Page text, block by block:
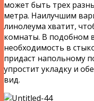
может быть трех
метра. Наилучшим
линолеума хватит,
комнаты. В подобном
необходимость в
придаст напольному
упростит укладку и
вид.